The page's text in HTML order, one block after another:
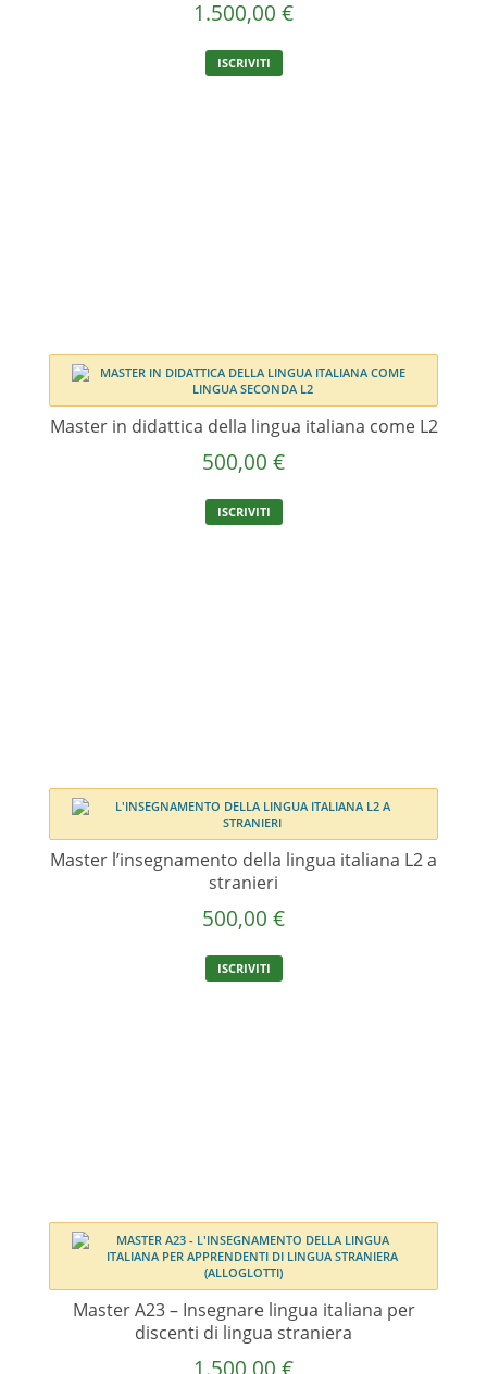
1.500,00 €
ISCRIVITI
Master in didattica della lingua italiana come L2
500,00 €
ISCRIVITI
Master l’insegnamento della lingua italiana L2 a
stranieri
500,00 €
ISCRIVITI
Master A23 – Insegnare lingua italiana per
discenti di lingua straniera
1.500,00 €